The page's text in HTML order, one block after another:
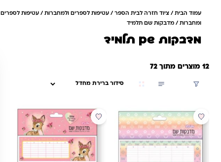
עמוד הבית/ציוד חזרה לבית הספר/עטיפות לספרים ולמחברות/עטיפות לספרים
ומחברות/ מדבקות שם תלמיד
מדבקות שם תלמיד
סינון